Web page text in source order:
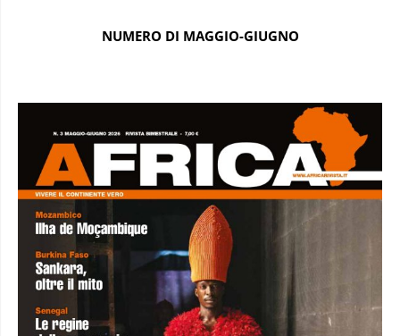
NUMERO DI MAGGIO-GIUGNO